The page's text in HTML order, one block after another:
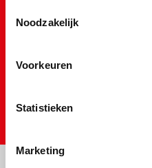
Noodzakelijk
Voorkeuren
Statistieken
Marketing